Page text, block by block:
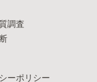
調査
ーポリシー